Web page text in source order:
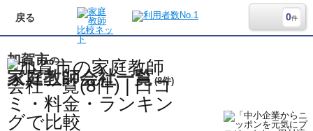
戻る 0件
加賀市の
家庭教師会社一覧 (8件)